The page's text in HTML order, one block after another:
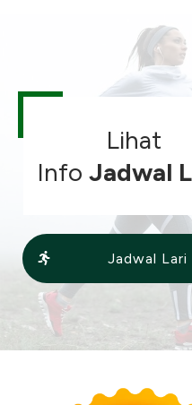
Lihat
InfoJadwal
Jadwal Lari